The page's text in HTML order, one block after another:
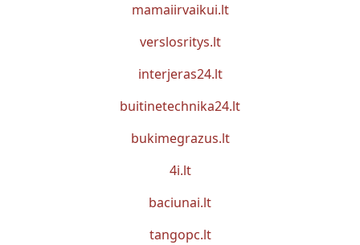
mamaiirvaikui.lt
verslosritys.lt
interjeras24.lt
buitinetechnika24.lt
bukimegrazus.lt
4i.lt
baciunai.lt
tangopc.lt